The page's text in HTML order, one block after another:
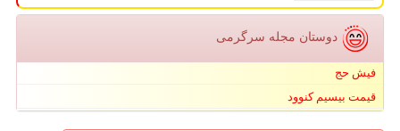
دوستان مجله سرگرمی
فیش حج
قیمت بیسیم کنوود